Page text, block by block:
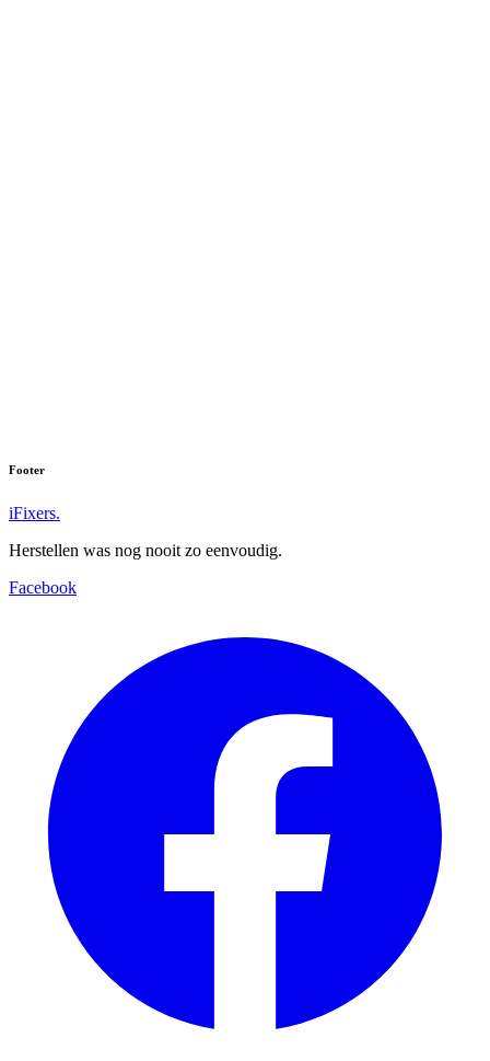
Footer
iFixers.
Herstellen was nog nooit zo eenvoudig.
Facebook